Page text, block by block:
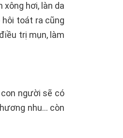
xông hơi, làn da
toát ra cũng
trị mụn, làm
người sẽ có
nhu… còn